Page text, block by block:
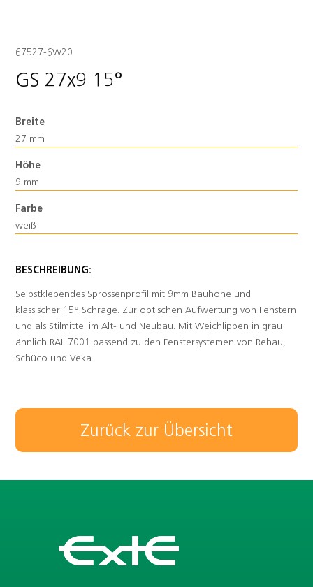
67527-6W20
GS 27x9 15°
Breite
27 mm
Höhe
9 mm
Farbe
weiß
BESCHREIBUNG:
Selbstklebendes Sprossenprofil mit 9mm Bauhöhe und
klassischer 15° Schräge. Zur optischen Aufwertung von Fenstern
und als Stilmittel im Alt- und Neubau. Mit Weichlippen in grau
ähnlich RAL 7001 passend zu den Fenstersystemen von Rehau,
Schüco und Veka.
Zurück zur Übersicht